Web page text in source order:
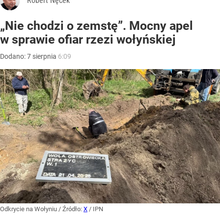
„Nie chodzi o zemstę”. Mocny apel
w sprawie ofiar rzezi wołyńskiej
Dodano:7 sierpnia 6:09
Odkrycie na Wołyniu / Źródło: X / IPN